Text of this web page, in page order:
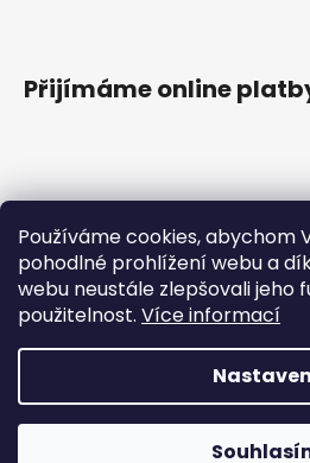
Používáme cookies, abychom
pohodlné prohlížení webu a
webu neustále zlepšovali jeho
použitelnost. Více informací
Milí zákazníci, velice Vás prosíme,
chcete doručit po ČR, platili pouze v
platbě v eurech tato úhrada
vygenerovat štítek pro přepravní
Přijímáme online
Základní zásady ochrany
Všeobecné
Správná péče o potisk |
Copyright 2026Blackfin
vyhrazena.